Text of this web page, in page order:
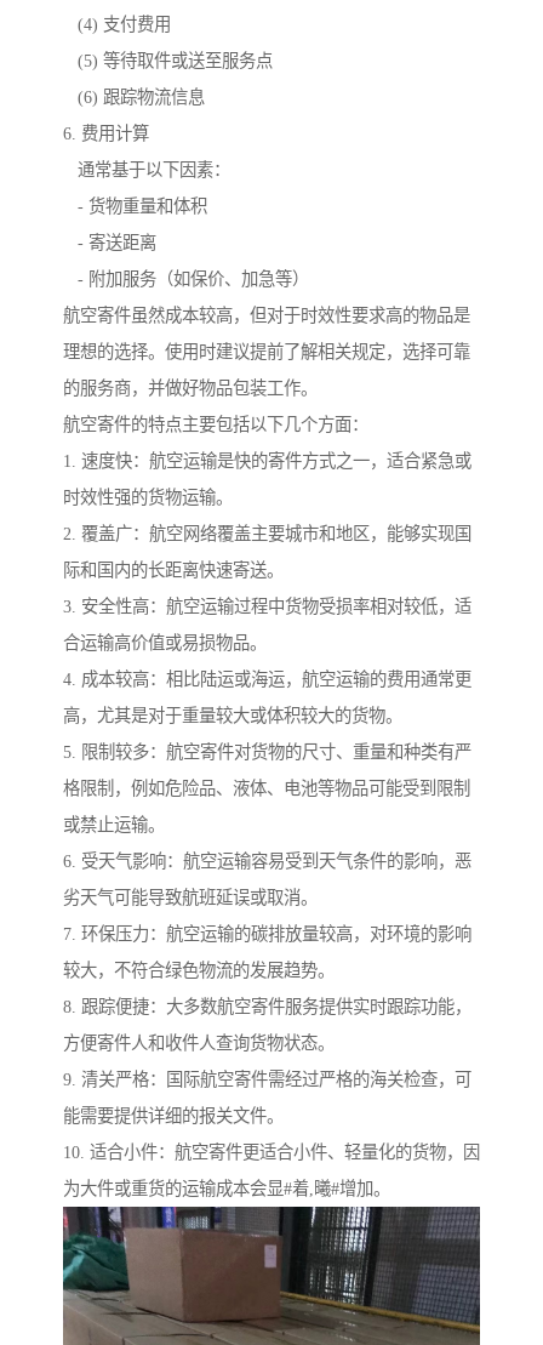
(4) 支付费用
(5) 等待取件或送至服务点
(6) 跟踪物流信息
6. 费用计算
通常基于以下因素：
- 货物重量和体积
- 寄送距离
- 附加服务（如保价、加急等）
航空寄件虽然成本较高，但对于时效性要求高的物品是
理想的选择。使用时建议提前了解相关规定，选择可靠
的服务商，并做好物品包装工作。
航空寄件的特点主要包括以下几个方面：
1. 速度快：航空运输是快的寄件方式之一，适合紧急或
时效性强的货物运输。
2. 覆盖广：航空网络覆盖主要城市和地区，能够实现国
际和国内的长距离快速寄送。
3. 安全性高：航空运输过程中货物受损率相对较低，适
合运输高价值或易损物品。
4. 成本较高：相比陆运或海运，航空运输的费用通常更
高，尤其是对于重量较大或体积较大的货物。
5. 限制较多：航空寄件对货物的尺寸、重量和种类有严
格限制，例如危险品、液体、电池等物品可能受到限制
或禁止运输。
6. 受天气影响：航空运输容易受到天气条件的影响，恶
劣天气可能导致航班延误或取消。
7. 环保压力：航空运输的碳排放量较高，对环境的影响
较大，不符合绿色物流的发展趋势。
8. 跟踪便捷：大多数航空寄件服务提供实时跟踪功能，
方便寄件人和收件人查询货物状态。
9. 清关严格：国际航空寄件需经过严格的海关检查，可
能需要提供详细的报关文件。
10. 适合小件：航空寄件更适合小件、轻量化的货物，因
为大件或重货的运输成本会显#着,曦#增加。